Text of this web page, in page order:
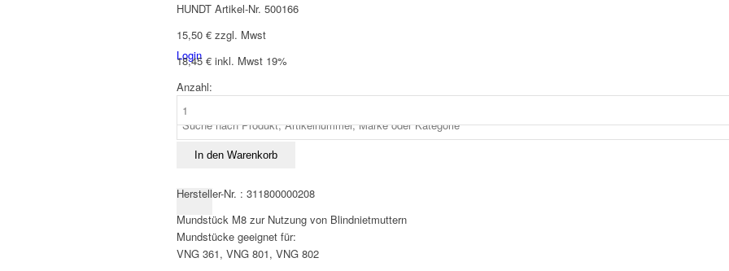
Login
HUNDT Artikel-Nr. 500166
15,50 € zzgl. Mwst
18,45 € inkl. Mwst 19%
Anzahl:
Blindnietmuttern
In den Warenkorb
Hersteller-Nr. : 311800000208
Mundstück M8 zur Nutzung von Blindnietmuttern
Mundstücke geeignet für:
VNG 361, VNG 801, VNG 802